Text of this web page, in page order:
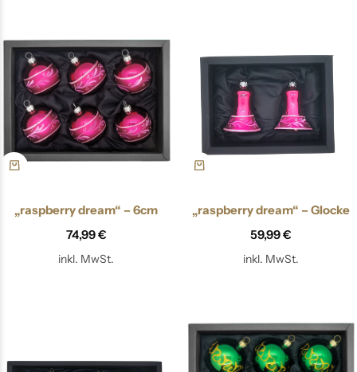
„raspberry dream“ – 6cm
74,99€
inkl. MwSt.
„raspberry dream“ – Glocke
59,99€
inkl. MwSt.